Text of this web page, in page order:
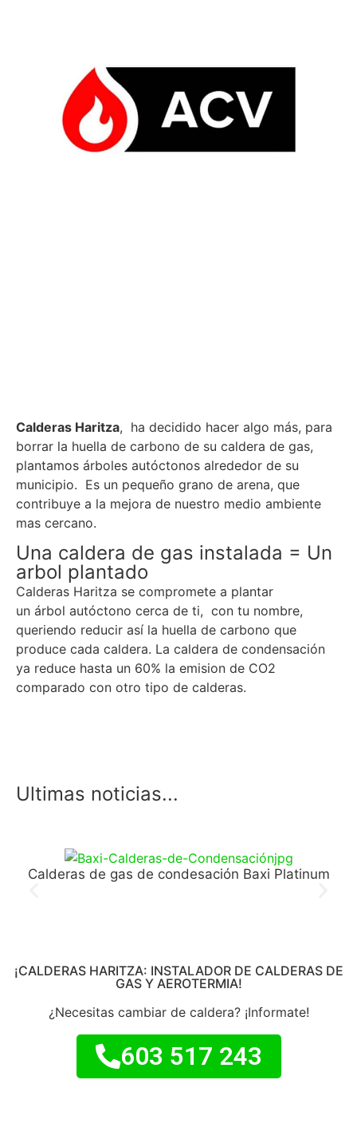
Calderas Haritza, ha decidido hacer algo más, para
borrar la huella de carbono de su caldera de gas,
plantamos árboles autóctonos alrededor de su
municipio. Es un pequeño grano de arena, que
contribuye a la mejora de nuestro medio ambiente
mas cercano.
Una caldera de gas instalada = Un
arbol plantado
Calderas Haritza se compromete a plantar
un árbol autóctono cerca de ti, con tu nombre,
queriendo reducir así la huella de carbono que
produce cada caldera. La caldera de condensación
ya reduce hasta un 60% la emision de CO2
comparado con otro tipo de calderas.
Ultimas noticias...
Calderas de gas de condesación Baxi Platinum
¡CALDERAS HARITZA: INSTALADOR DE CALDERAS DE
GAS Y AEROTERMIA!
¿Necesitas cambiar de caldera? ¡Informate!
603 517 243